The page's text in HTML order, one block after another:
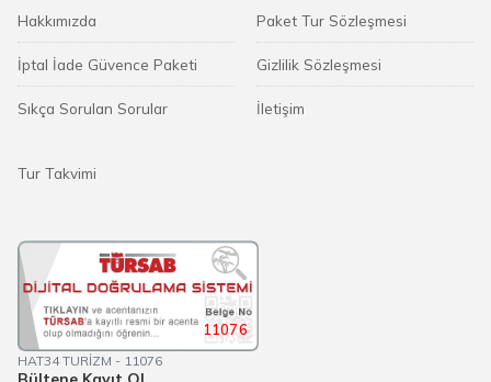
Hakkımızda
İptal İade Güvence Paketi
Sıkça Sorulan Sorular
Paket Tur Sözleşmesi
Gizlilik Sözleşmesi
İletişim
Tur Takvimi
11076
HAT34 TURİZM - 11076